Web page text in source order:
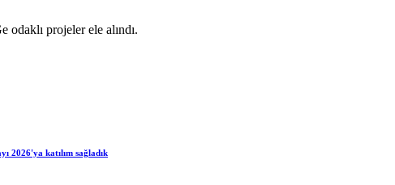
projeler ele alındı.
2026'ya katılım sağladık